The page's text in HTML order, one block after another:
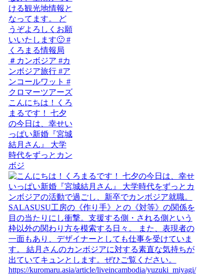
こんにちは！くろ
まるです！ 七夕
の今日は、幸せい
っぱい新婚『宮城
結月さん』 大学
時代をずっとカン
ボジ